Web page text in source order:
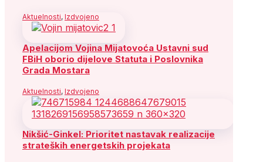
Aktuelnosti, Izdvojeno
Apelacijom Vojina Mijatovoća Ustavni sud
FBiH oborio dijelove Statuta i Poslovnika
Grada Mostara
Aktuelnosti, Izdvojeno
Nikšić-Ginkel: Prioritet nastavak realizacije
strateških energetskih projekata